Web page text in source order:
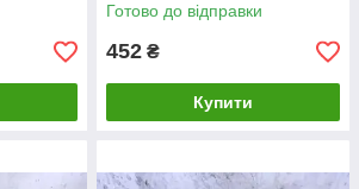
Готово до відправки
452 ₴
Купити